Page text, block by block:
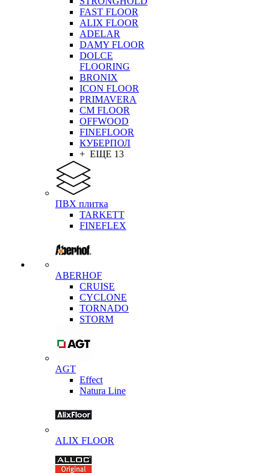
FAST FLOOR
ALIX FLOOR
ADELAR
DAMY FLOOR
DOLCE
FLOORING
BRONIX
ICON FLOOR
PRIMAVERA
CM FLOOR
OFFWOOD
FINEFLOOR
КУБЕРПОЛ
+ ЕЩЕ 13
ПВХ плитка
TARKETT
FINEFLEX
ABERHOF
CRUISE
CYCLONE
TORNADO
STORM
AGT
Effect
Natura Line
ALIX FLOOR